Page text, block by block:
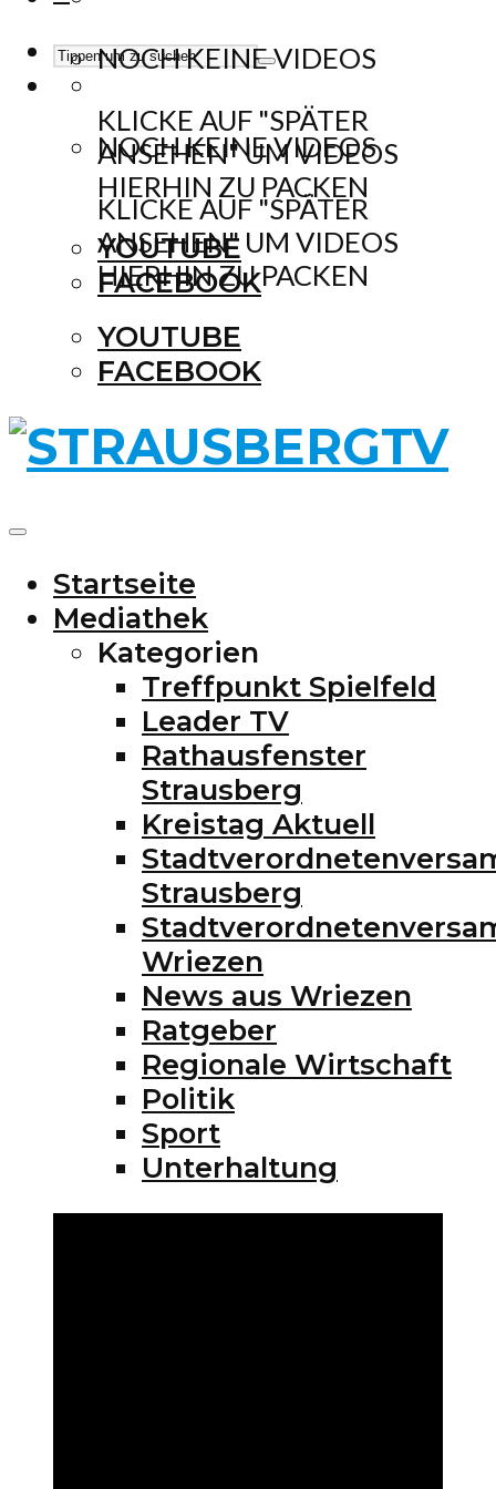
NOCH KEINE VIDEOS
KLICKE AUF "SPÄTER
ANSEHEN" UM VIDEOS
HIERHIN ZU PACKEN
YOUTUBE
FACEBOOK
NOCH KEINE VIDEOS
KLICKE AUF "SPÄTER
ANSEHEN" UM VIDEOS
HIERHIN ZU PACKEN
YOUTUBE
FACEBOOK
Startseite
Mediathek
Kategorien
Treffpunkt Spielfeld
Leader TV
Rathausfenster
Strausberg
Kreistag Aktuell
Strausberg
Wriezen
News aus Wriezen
Ratgeber
Regionale Wirtschaft
Politik
Sport
Unterhaltung